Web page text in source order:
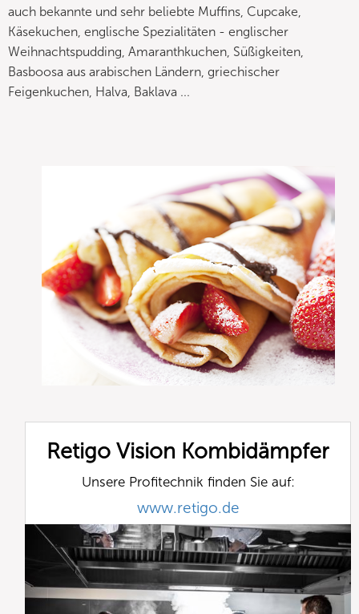
auch bekannte und sehr beliebte Muffins, Cupcake,
Käsekuchen, englische Spezialitäten - englischer
Weihnachtspudding, Amaranthkuchen, Süßigkeiten,
Basboosa aus arabischen Ländern, griechischer
Feigenkuchen, Halva, Baklava ...
Retigo Vision Kombidämpfer
Unsere Profitechnik finden Sie auf:
www.retigo.de